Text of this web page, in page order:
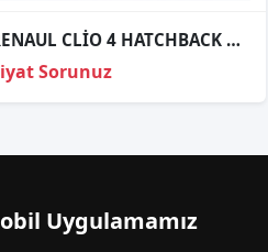
RENAUL CLİO 4 HATCHBACK SOL ARKA İÇ STOP 265552424R
Sorunuz
Uygulamamız